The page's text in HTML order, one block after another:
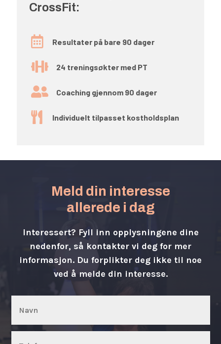
CrossFit:
 Resultater på bare 90 dager
 24 treningsøkter med PT
 Coaching gjennom 90 dager
 Individuelt tilpasset kostholdsplan
Meld din interesse
allerede i dag
Interessert? Fyll inn opplysningene dine
nedenfor, så kontakter vi deg for mer
informasjon. Du forplikter deg ikke til noe
ved å melde din interesse.